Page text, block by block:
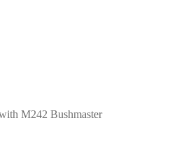
M242 Bushmaster